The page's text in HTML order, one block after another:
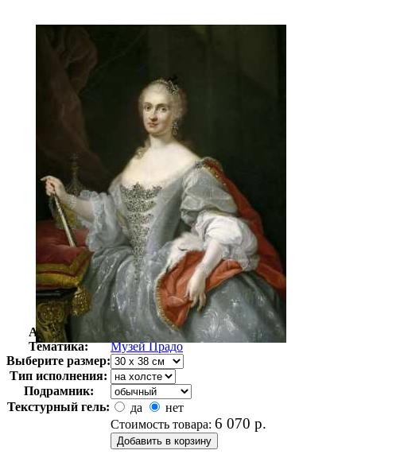
Автор:
Неизвестно
Арт-стиль
Классицизм
Тематика:
Музей Прадо
Выберите размер:
Тип исполнения:
Подрамник:
Текстурный гель:
да
нет
Стоимость товара: 6 070 р.